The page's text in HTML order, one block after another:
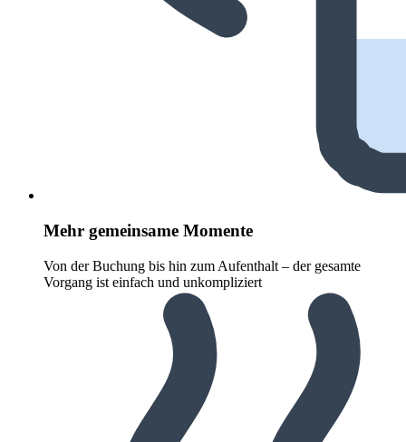
Mehr gemeinsame Momente
Von der Buchung bis hin zum Aufenthalt – der gesamte
Vorgang ist einfach und unkompliziert